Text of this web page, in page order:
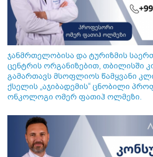
ჯანმრთელობისა და ტურიზმის
ცენტრის ორგანიზებით, თბილისში
გამართავს მსოფლიოს წამყვანი
ქსელის „აჯიბადემის“ ცნობილი
ონკოლოგი ომერ ფათიჰ ოლმეზი.